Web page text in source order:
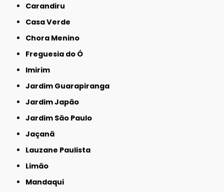
Carandiru
Casa Verde
Chora Menino
Freguesia do Ó
Imirim
Jardim Guarapiranga
Jardim Japão
Jardim São Paulo
Jaçanã
Lauzane Paulista
Limão
Mandaqui